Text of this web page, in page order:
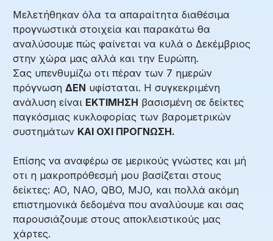
Μελετήθηκαν όλα τα απαραίτητα διαθέσιμα
προγνωστικά στοιχεία και παρακάτω θα
αναλύσουμε πώς φαίνεται να κυλά ο Δεκέμβριος
στην χώρα μας αλλά και την Ευρώπη.
Σας υπενθυμίζω οτι πέραν των 7 ημερών
πρόγνωση ΔΕΝ υφίσταται. Η συγκεκριμένη
ανάλυση είναι ΕΚΤΙΜΗΣΗ βασισμένη σε δείκτες
παγκόσμιας κυκλοφορίας των βαρομετρικών
συστημάτων ΚΑΙ ΟΧΙ ΠΡΟΓΝΩΣΗ.
Επίσης να αναφέρω σε μερικούς γνώστες και μή
οτι η μακροπρόθεσμή μου βασίζεται στους
δείκτες: ΑΟ, ΝΑΟ, QBO, MJO, και πολλά ακόμη
επιστημονικά δεδομένα που αναλύουμε και σας
παρουσιάζουμε στους αποκλειστικούς μας
χάρτες.